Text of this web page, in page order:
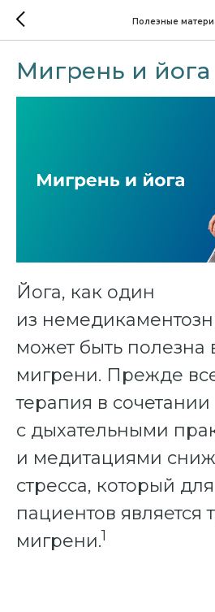
Полезные
Мигрень и йога
Йога, как один
из
может быть полезна
мигрени. Прежде
терапия в сочетании
с дыхательными
и медитациями
стресса, который
пациентов является
мигрени.1